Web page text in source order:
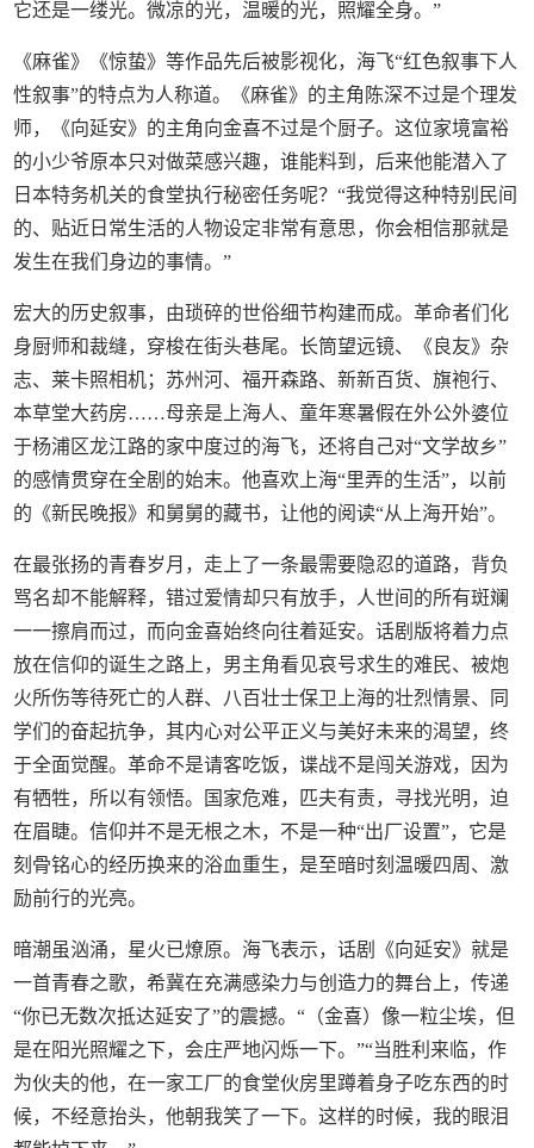
它还是一缕光。微凉的光，温暖的光，照耀全身。”
《麻雀》《惊蛰》等作品先后被影视化，海飞“红色叙事下人
性叙事”的特点为人称道。《麻雀》的主角陈深不过是个理发
师，《向延安》的主角向金喜不过是个厨子。这位家境富裕
的小少爷原本只对做菜感兴趣，谁能料到，后来他能潜入了
日本特务机关的食堂执行秘密任务呢？“我觉得这种特别民间
的、贴近日常生活的人物设定非常有意思，你会相信那就是
发生在我们身边的事情。”
宏大的历史叙事，由琐碎的世俗细节构建而成。革命者们化
身厨师和裁缝，穿梭在街头巷尾。长筒望远镜、《良友》杂
志、莱卡照相机；苏州河、福开森路、新新百货、旗袍行、
本草堂大药房……母亲是上海人、童年寒暑假在外公外婆位
于杨浦区龙江路的家中度过的海飞，还将自己对“文学故乡”
的感情贯穿在全剧的始末。他喜欢上海“里弄的生活”，以前
的《新民晚报》和舅舅的藏书，让他的阅读“从上海开始”。
在最张扬的青春岁月，走上了一条最需要隐忍的道路，背负
骂名却不能解释，错过爱情却只有放手，人世间的所有斑斓
一一擦肩而过，而向金喜始终向往着延安。话剧版将着力点
放在信仰的诞生之路上，男主角看见哀号求生的难民、被炮
火所伤等待死亡的人群、八百壮士保卫上海的壮烈情景、同
学们的奋起抗争，其内心对公平正义与美好未来的渴望，终
于全面觉醒。革命不是请客吃饭，谍战不是闯关游戏，因为
有牺牲，所以有领悟。国家危难，匹夫有责，寻找光明，迫
在眉睫。信仰并不是无根之木，不是一种“出厂设置”，它是
刻骨铭心的经历换来的浴血重生，是至暗时刻温暖四周、激
励前行的光亮。
暗潮虽汹涌，星火已燎原。海飞表示，话剧《向延安》就是
一首青春之歌，希冀在充满感染力与创造力的舞台上，传递
“你已无数次抵达延安了”的震撼。“（金喜）像一粒尘埃，但
是在阳光照耀之下，会庄严地闪烁一下。”“当胜利来临，作
为伙夫的他，在一家工厂的食堂伙房里蹲着身子吃东西的时
候，不经意抬头，他朝我笑了一下。这样的时候，我的眼泪